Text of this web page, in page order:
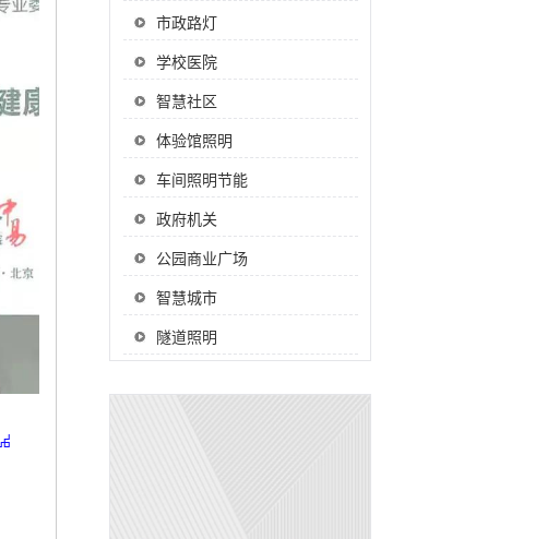
市政路灯
学校医院
智慧社区
体验馆照明
车间照明节能
政府机关
公园商业广场
智慧城市
隧道照明